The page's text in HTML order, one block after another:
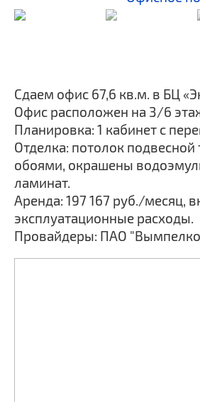
Сдаем офис 67,6 кв.м. в БЦ
Офис расположен на 3/6
Планировка: 1 кабинет с
Отделка: потолок
обоями, окрашены
ламинат.
Аренда: 197 167 руб./месяц,
эксплуатационные расходы.
Провайдеры: ПАО